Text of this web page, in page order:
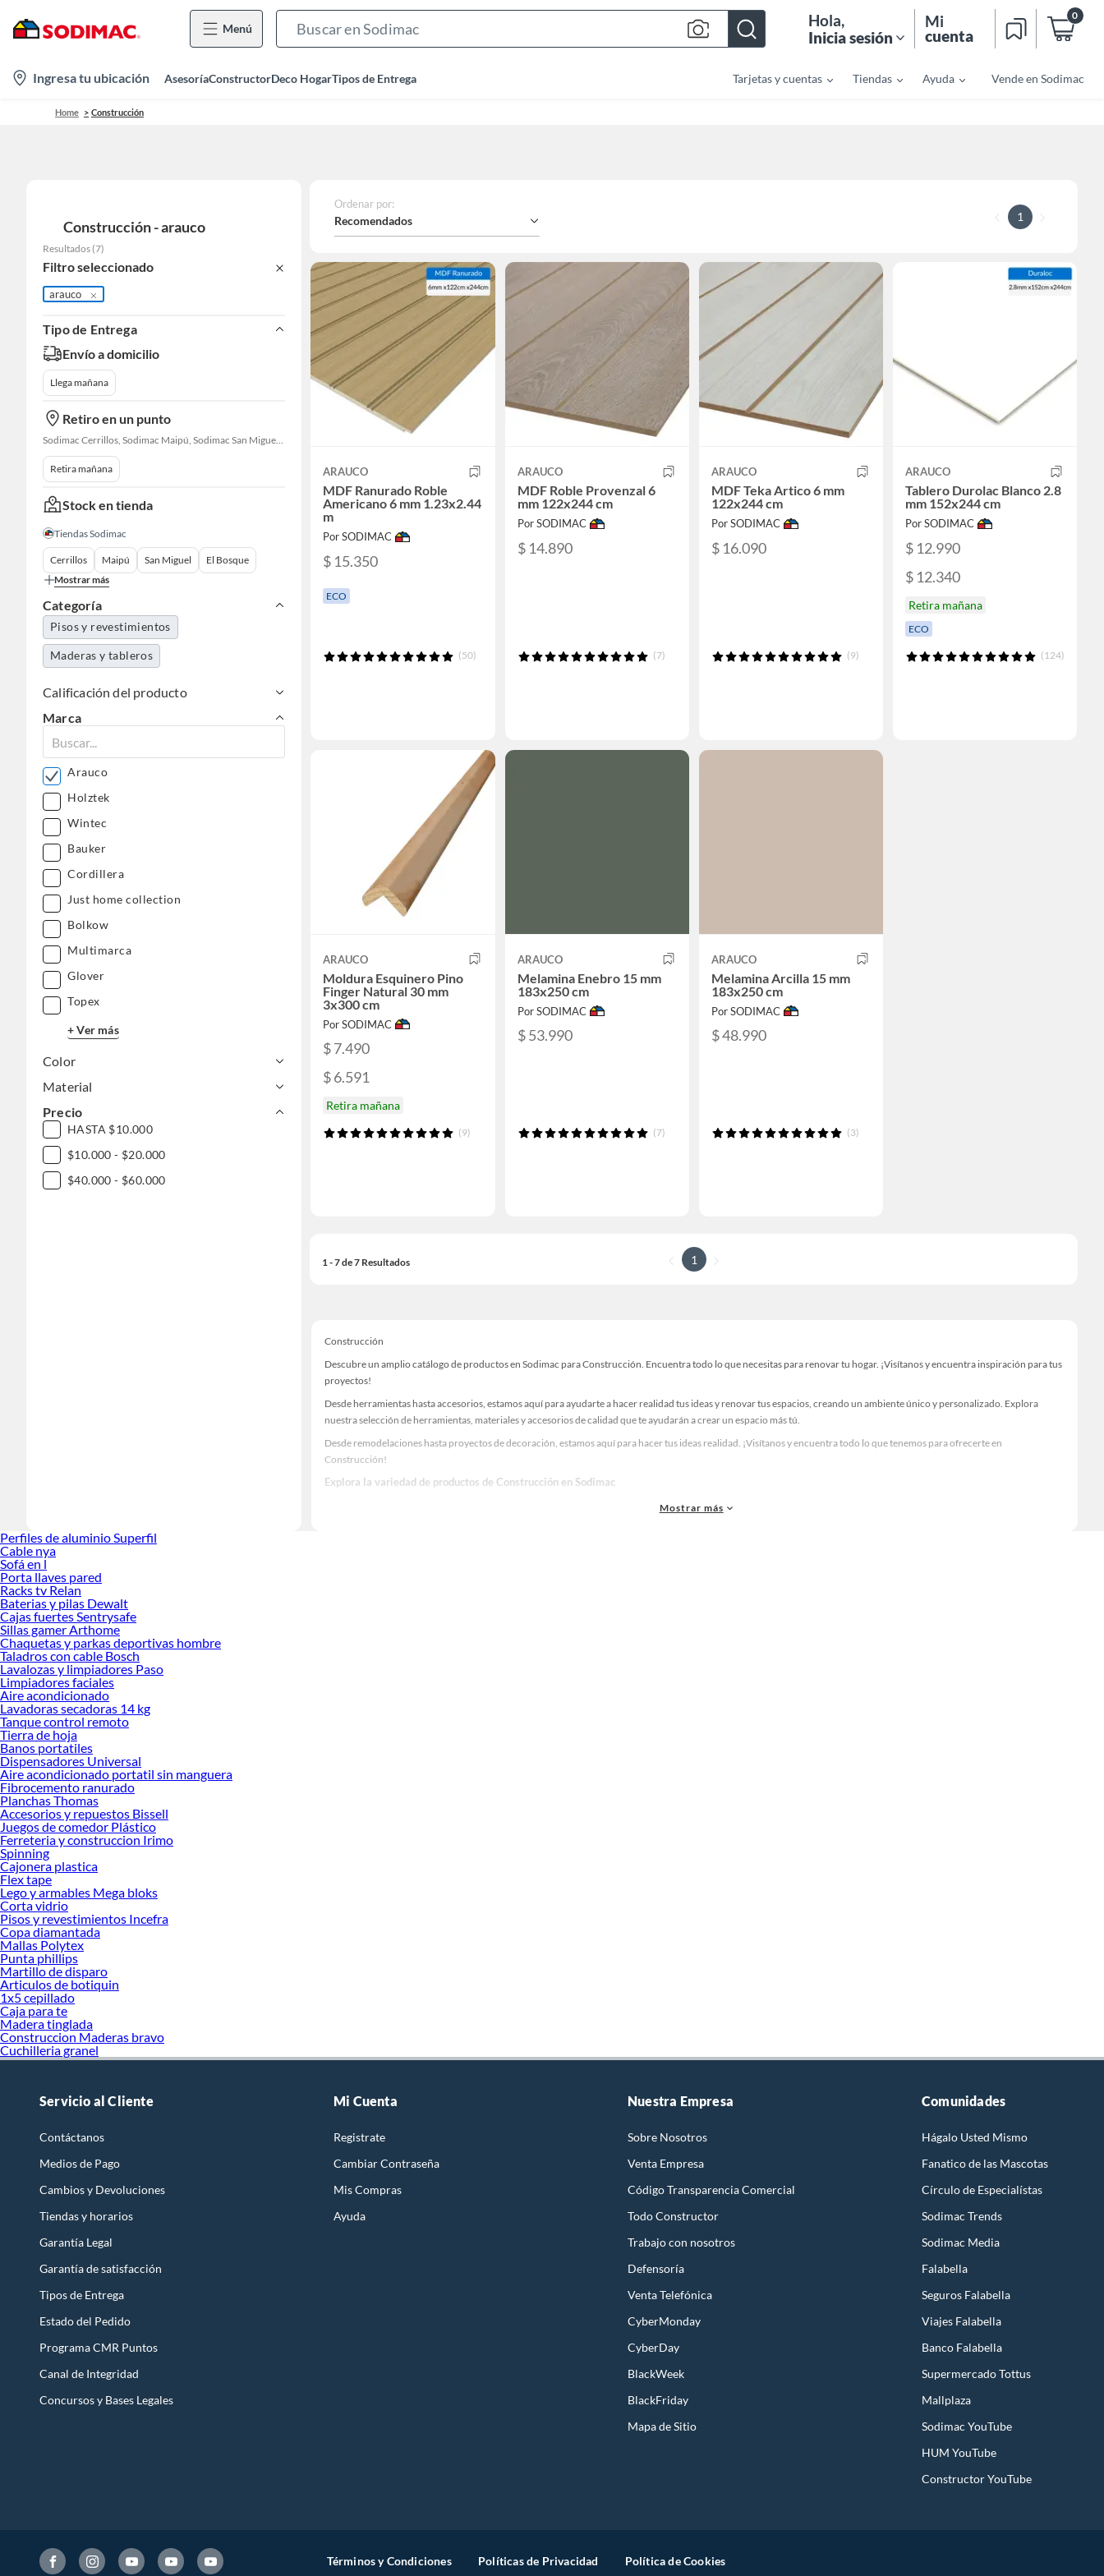
Menú
Bar
Hola,
Inicia sesión
Mi
cuenta
0
location-
icon
Ingresa tu ubicación AsesoríaConstructorDeco HogarTipos de Entrega Tarjetas y cuentas Tiendas Ayuda Vende en Sodimac
Home Construcción
Construcción - arauco
Resultados (7)
Filtro seleccionado
arauco
Tipo de Entrega
Envío a domicilio
Llega mañana
Retiro en un punto
Sodimac Cerrillos, Sodimac Maipú, Sodimac San Miguel, Sodimac El Bosque, Sodimac San Bernardo, Sodimac Talagante, Sodimac San Fernando
Retira mañana
Stock en tienda
Tiendas Sodimac
Cerrillos Maipú San Miguel
El Bosque
Mostrar más
Categoría
Pisos y revestimientos
Maderas y tableros
Calificación del producto
Marca
Arauco
Holztek
Wintec
Bauker
Cordillera
Just home collection
Bolkow
Multimarca
Glover
Topex
+ Ver más
Color
Material
Precio
HASTA $10.000
$10.000 - $20.000
$40.000 - $60.000
Ordenar por:
Recomendados 1
ARAUCO
MDF Ranurado Roble
Americano 6 mm 1.23x2.44
m
Por SODIMAC
$ 15.350
ECO
(50)
ARAUCO
MDF Roble Provenzal 6
mm 122x244 cm
Por SODIMAC
$ 14.890
(7)
ARAUCO
MDF Teka Artico 6 mm
122x244 cm
Por SODIMAC
$ 16.090
(9)
ARAUCO
Tablero Durolac Blanco 2.8
mm 152x244 cm
Por SODIMAC
$ 12.990
$ 12.340
Retira mañana
ECO
(124)
ARAUCO
Moldura Esquinero Pino
Finger Natural 30 mm
3x300 cm
Por SODIMAC
$ 7.490
$ 6.591
Retira mañana
(9)
ARAUCO
Melamina Enebro 15 mm
183x250 cm
Por SODIMAC
$ 53.990
(7)
ARAUCO
Melamina Arcilla 15 mm
183x250 cm
Por SODIMAC
$ 48.990
(3)
1 - 7 de 7 Resultados 1
Construcción
Descubre un amplio catálogo de productos en Sodimac para Construcción. Encuentra todo lo que necesitas para renovar tu hogar. ¡Visítanos y encuentra inspiración para tus
proyectos!
Desde herramientas hasta accesorios, estamos aquí para ayudarte a hacer realidad tus ideas y renovar tus espacios, creando un ambiente único y personalizado. Explora
nuestra selección de herramientas, materiales y accesorios de calidad que te ayudarán a crear un espacio más tú.
Desde remodelaciones hasta proyectos de decoración, estamos aquí para hacer tus ideas realidad. ¡Visítanos y encuentra todo lo que tenemos para ofrecerte en
Construcción!
Explora la variedad de productos de Construcción en Sodimac
Herramientas, materiales y accesorios de calidad para tus proyectos y renovación de espacios. ¡Visítanos y descubre todo lo que tenemos para ofrecerte!
Mostrar más
Perfiles de aluminio Superfil
Cable nya
Sofá en l
Porta llaves pared
Racks tv Relan
Baterias y pilas Dewalt
Cajas fuertes Sentrysafe
Sillas gamer Arthome
Chaquetas y parkas deportivas hombre
Taladros con cable Bosch
Lavalozas y limpiadores Paso
Limpiadores faciales
Aire acondicionado
Lavadoras secadoras 14 kg
Tanque control remoto
Tierra de hoja
Banos portatiles
Dispensadores Universal
Aire acondicionado portatil sin manguera
Fibrocemento ranurado
Planchas Thomas
Accesorios y repuestos Bissell
Juegos de comedor Plástico
Ferreteria y construccion Irimo
Spinning
Cajonera plastica
Flex tape
Lego y armables Mega bloks
Corta vidrio
Pisos y revestimientos Incefra
Copa diamantada
Mallas Polytex
Punta phillips
Martillo de disparo
Articulos de botiquin
1x5 cepillado
Caja para te
Madera tinglada
Construccion Maderas bravo
Cuchilleria granel
Servicio al Cliente
Contáctanos
Medios de Pago
Cambios y Devoluciones
Tiendas y horarios
Garantía Legal
Garantía de satisfacción
Tipos de Entrega
Estado del Pedido
Programa CMR Puntos
Canal de Integridad
Concursos y Bases Legales
Mi Cuenta
Registrate
Cambiar Contraseña
Mis Compras
Ayuda
Nuestra Empresa
Sobre Nosotros
Venta Empresa
Código Transparencia Comercial
Todo Constructor
Trabajo con nosotros
Defensoría
Venta Telefónica
CyberMonday
CyberDay
BlackWeek
BlackFriday
Mapa de Sitio
Comunidades
Hágalo Usted Mismo
Fanatico de las Mascotas
Círculo de Especialístas
Sodimac Trends
Sodimac Media
Falabella
Seguros Falabella
Viajes Falabella
Banco Falabella
Supermercado Tottus
Mallplaza
Sodimac YouTube
HUM YouTube
Constructor YouTube
Términos y Condiciones Políticas de Privacidad Política de Cookies